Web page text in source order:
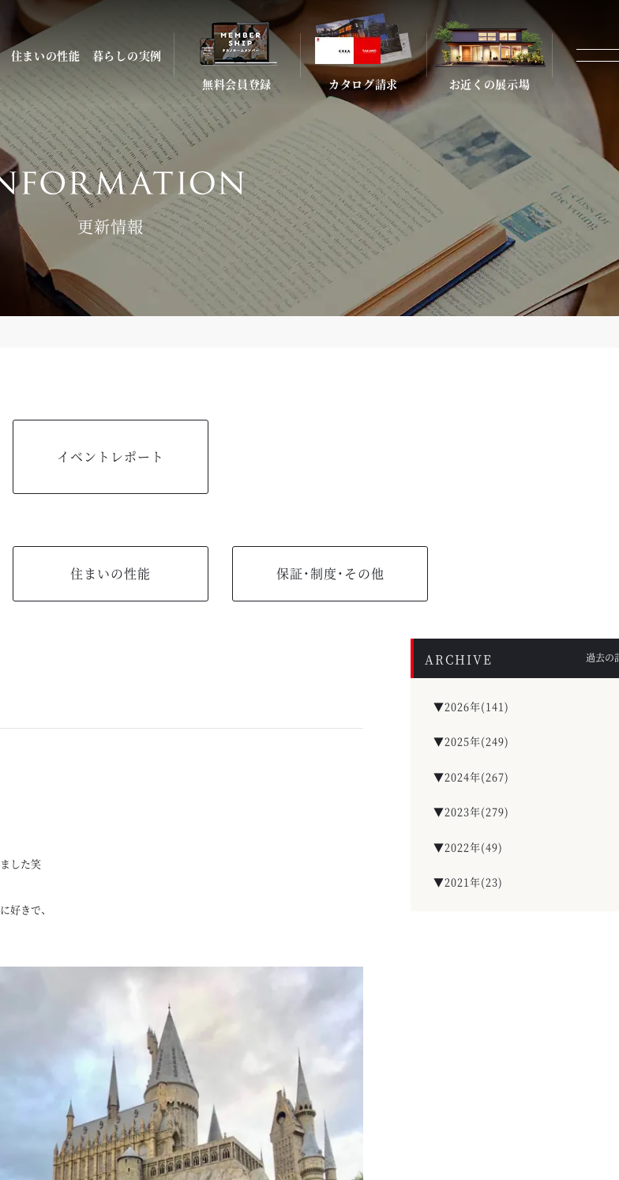
住まいの性能
暮らしの実例
無料会員登録
カタログ請求 お近くの展示場
更新情報
イベントレポート
住まいの性能 保証・制度・その他
した笑
好きで、
ARCHIVE 過去の
▼2026年(141)
▼2025年(249)
▼2024年(267)
▼2023年(279)
▼2022年(49)
▼2021年(23)